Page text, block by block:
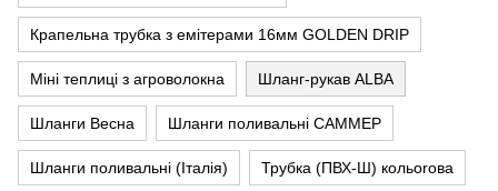
Крапельна трубка з емітерами 16мм GOLDEN DRIP
Міні теплиці з агроволокна Шланг-рукав ALBA
Шланги Весна Шланги поливальні САММЕР
Шланги поливальні (Італія) Трубка (ПВХ-Ш) кольorова